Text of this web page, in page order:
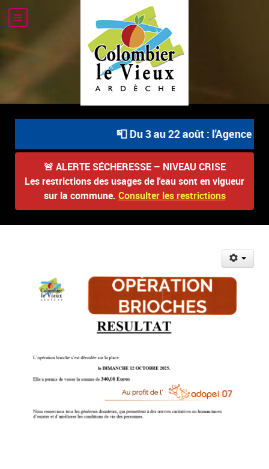
📮 Du 3 au 22 août : l'Agence
🚨 ALERTE SÉCHERESSE – NIVEAU CRISE
Les restrictions des usages de l'eau sont en vigueur
sur la commune. Consulter les restrictions